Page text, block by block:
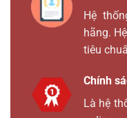
Hệ
hãng.
tiêu
Chính
Là hệ